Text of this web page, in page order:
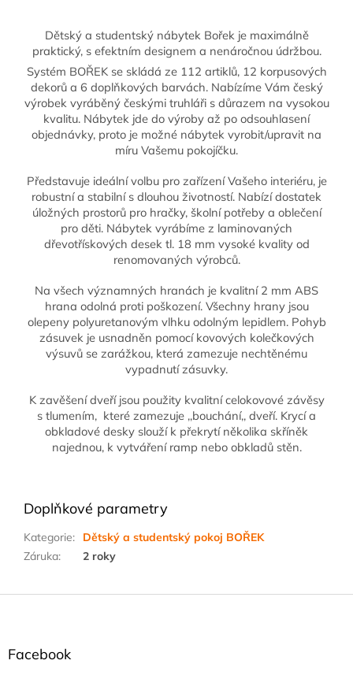
Dětský a studentský nábytek Bořek je maximálně
praktický, s efektním designem a nenáročnou údržbou.
Systém BOŘEK se skládá ze 112 artiklů, 12 korpusových
dekorů a 6 doplňkových barvách. Nabízíme Vám český
výrobek vyráběný českými truhláři s důrazem na vysokou
kvalitu. Nábytek jde do výroby až po odsouhlasení
objednávky, proto je možné nábytek vyrobit/upravit na
míru Vašemu pokojíčku.
Představuje ideální volbu pro zařízení Vašeho interiéru, je
robustní a stabilní s dlouhou životností. Nabízí dostatek
úložných prostorů pro hračky, školní potřeby a oblečení
pro děti. Nábytek vyrábíme z laminovaných
dřevotřískových desek tl. 18 mm vysoké kvality od
renomovaných výrobců.
Na všech významných hranách je kvalitní 2 mm ABS
hrana odolná proti poškození. Všechny hrany jsou
olepeny polyuretanovým vlhku odolným lepidlem. Pohyb
zásuvek je usnadněn pomocí kovových kolečkových
výsuvů se zarážkou, která zamezuje nechtěnému
vypadnutí zásuvky.
K zavěšení dveří jsou použity kvalitní celokovové závěsy
s tlumením, které zamezuje ,,bouchání,, dveří. Krycí a
obkladové desky slouží k překrytí několika skříněk
najednou, k vytváření ramp nebo obkladů stěn.
Doplňkové parametry
Kategorie:
Dětský a studentský pokoj BOŘEK
Záruka: 2 roky
Z
Facebook